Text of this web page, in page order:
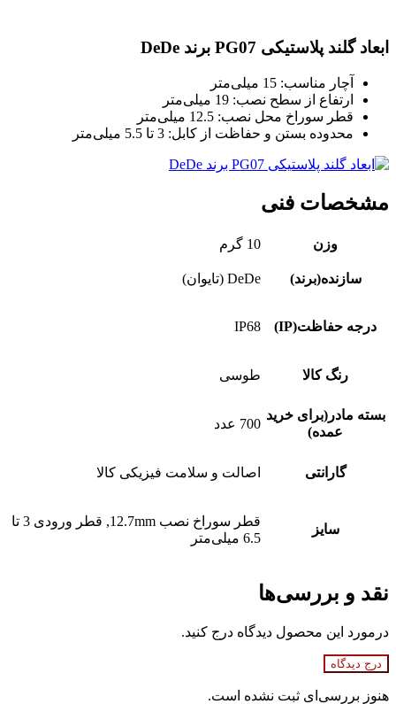
ابعاد گلند پلاستیکی PG07 برند DeDe
آچار مناسب: 15 میلی‌متر
ارتفاع از سطح نصب: 19 میلی‌متر
قطر سوراخ محل نصب: 12.5 میلی‌متر
محدوده بستن و حفاظت از کابل: 3 تا 5.5 میلی‌متر
مشخصات فنی
وزن 10 گرم
سازنده(برند) DeDe (تایوان)
درجه حفاظت(IP) IP68
رنگ کالا طوسی
بسته مادر(برای خرید
عمده)
700 عدد
گارانتی اصالت و سلامت فیزیکی کالا
سایز
قطر سوراخ نصب 12.7mm, قطر ورودی 3 تا
6.5 میلی‌متر
نقد و بررسی‌ها
درمورد این محصول دیدگاه درج کنید.
درج دیدگاه
هنوز بررسی‌ای ثبت نشده است.